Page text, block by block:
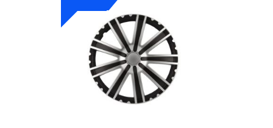
Bedrijfswagen parts